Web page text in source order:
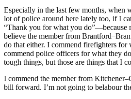
Especially in the last few months, when
lot of police around here lately too, if I
“Thank you for what you do”—because
believe the member from
do that either. I commend firefighters for
commend police officers for what they
tough things, but those are things that I
I commend the member from
bill forward. I’m not going to belabour